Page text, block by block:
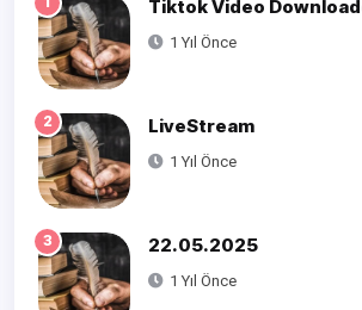
Tiktok Video
1 Yıl Önce
2 LiveStream
1 Yıl Önce
3 22.05.2025
1 Yıl Önce